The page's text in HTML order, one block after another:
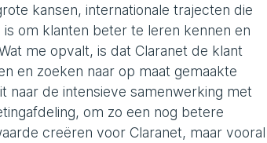
kansen, internationale trajecten die
om klanten beter te leren kennen en
me opvalt, is dat Claranet de klant
en zoeken naar op maat gemaakte
naar de intensieve samenwerking met
om zo een nog betere
creëren voor Claranet, maar vooral